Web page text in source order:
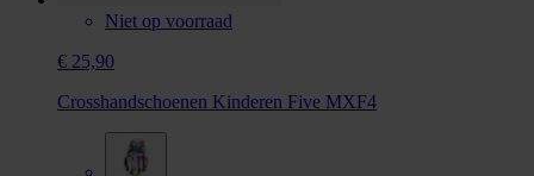
Niet op voorraad
€ 25,90
Crosshandschoenen Kinderen Five MXF4